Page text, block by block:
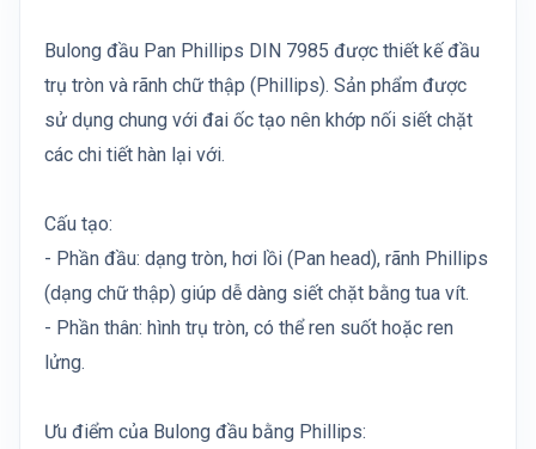
Bulong đầu Pan Phillips DIN 7985 được thiết kế đầu
trụ tròn và rãnh chữ thập (Phillips). Sản phẩm được
sử dụng chung với đai ốc tạo nên khớp nối siết chặt
các chi tiết hàn lại với.
Cấu tạo:
- Phần đầu: dạng tròn, hơi lồi (Pan head), rãnh Phillips
(dạng chữ thập) giúp dễ dàng siết chặt bằng tua vít.
- Phần thân: hình trụ tròn, có thể ren suốt hoặc ren
lửng.
Ưu điểm của Bulong đầu bằng Phillips: